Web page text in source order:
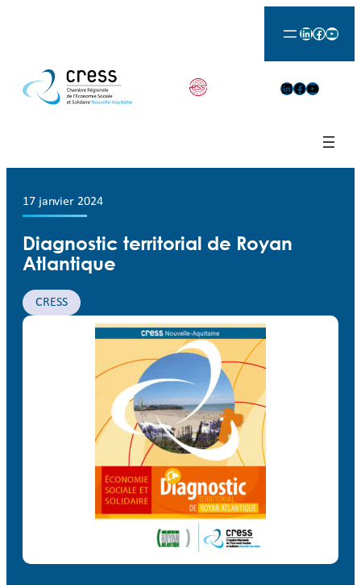
LinkedIn
Facebook
LinkedIn
Facebook
YouTube
17 janvier 2024
Diagnostic territorial de Royan
Atlantique
CRESS